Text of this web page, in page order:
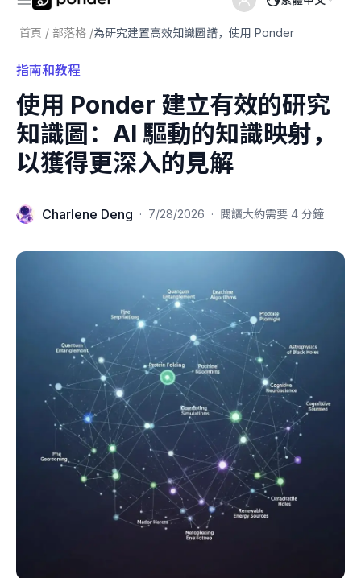
首頁 / 部落格 /為研究建置高效知識圖譜，使用 Ponder
指南和教程
使用 Ponder 建立有效的研究
知識圖：AI 驅動的知識映射，
以獲得更深入的見解
Charlene Deng · 7/28/2026 · 閱讀大約需要 4 分鐘